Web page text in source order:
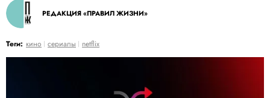
РЕДАКЦИЯ «ПРАВИЛ ЖИЗНИ»
Теги: кино сериалы netflix